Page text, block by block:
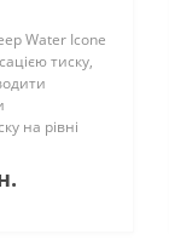
Water Icone
тиску,
на рівні